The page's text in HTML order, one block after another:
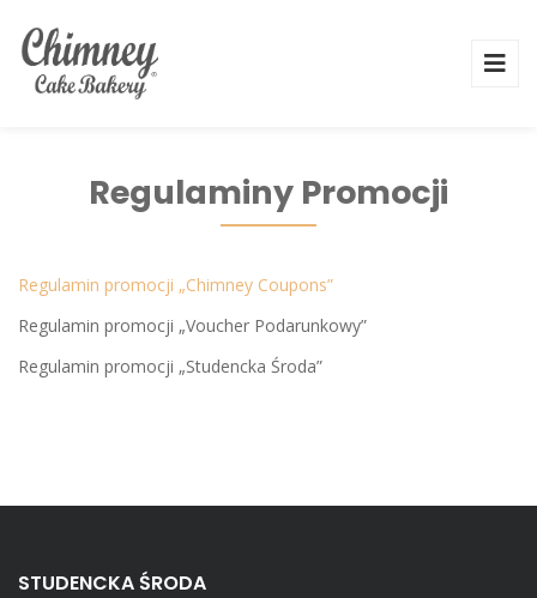
Regulaminy Promocji
Regulamin promocji „Chimney Coupons”
Regulamin promocji „Voucher Podarunkowy”
Regulamin promocji „Studencka Środa”
STUDENCKA ŚRODA